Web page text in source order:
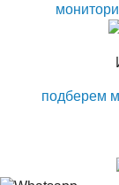
подберем